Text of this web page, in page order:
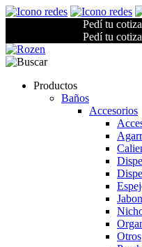
Pedí tu
Pedí tu
Productos
Baños
Accesorios
Otros